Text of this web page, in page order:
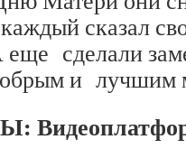
сказал
сделали
и лучшим